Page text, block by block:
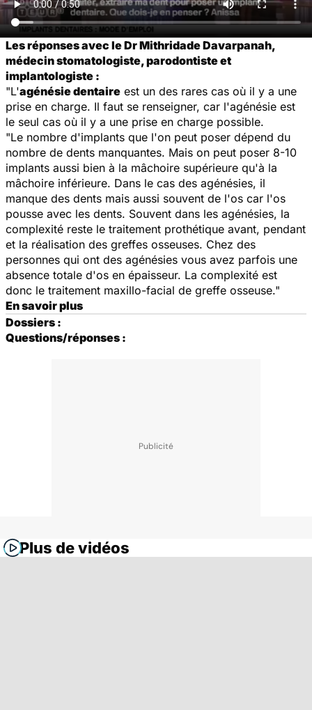
Les réponses avec le Dr Mithridade Davarpanah,
médecin stomatologiste, parodontiste et
implantologiste :
"L'agénésie dentaire est un des rares cas où il y a une
prise en charge. Il faut se renseigner, car l'agénésie est
le seul cas où il y a une prise en charge possible.
"Le nombre d'implants que l'on peut poser dépend du
nombre de dents manquantes. Mais on peut poser 8-10
implants aussi bien à la mâchoire supérieure qu'à la
mâchoire inférieure. Dans le cas des agénésies, il
manque des dents mais aussi souvent de l'os car l'os
pousse avec les dents. Souvent dans les agénésies, la
complexité reste le traitement prothétique avant, pendant
et la réalisation des greffes osseuses. Chez des
personnes qui ont des agénésies vous avez parfois une
absence totale d'os en épaisseur. La complexité est
donc le traitement maxillo-facial de greffe osseuse."
En savoir plus
Dossiers :
Questions/réponses :
Plus de vidéos